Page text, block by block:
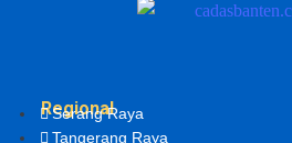
Regional
Serang Raya
Tangerang Raya